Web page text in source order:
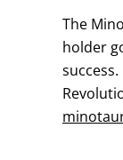
The
holder